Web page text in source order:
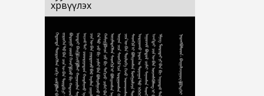
хөрвүүлэх